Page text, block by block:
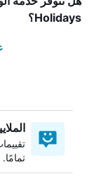
Holidays؟